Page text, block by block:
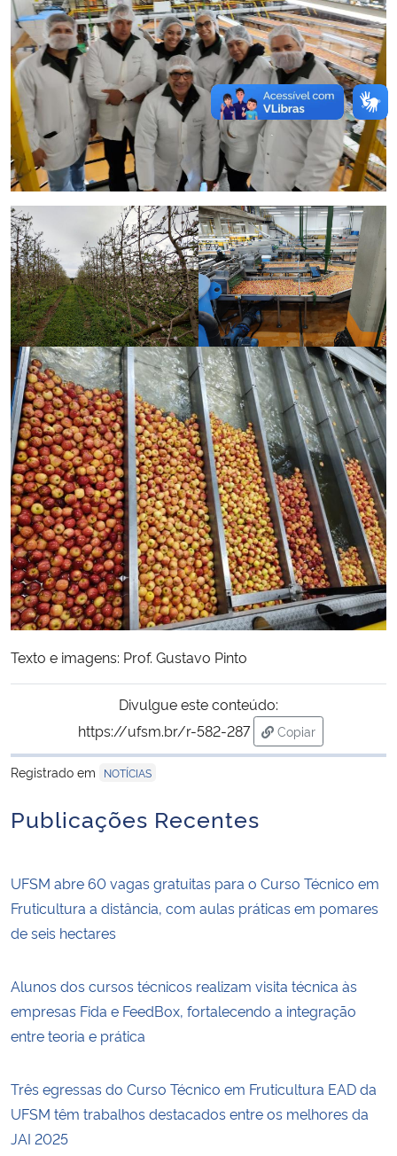
Texto e imagens: Prof. Gustavo Pinto
Divulgue este conteúdo:
https://ufsm.br/r-582-287
Copiar
para área de
Registrado em
NOTÍCIAS
Publicações Recentes
UFSM abre 60 vagas gratuitas para o Curso Técnico em
Fruticultura a distância, com aulas práticas em pomares
de seis hectares
Alunos dos cursos técnicos realizam visita técnica às
empresas Fida e FeedBox, fortalecendo a integração
entre teoria e prática
Três egressas do Curso Técnico em Fruticultura EAD da
UFSM têm trabalhos destacados entre os melhores da
JAI 2025